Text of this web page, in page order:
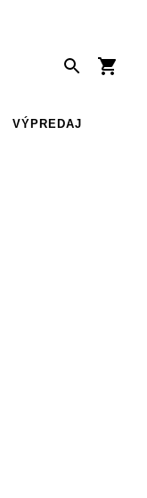
VÝPREDAJ